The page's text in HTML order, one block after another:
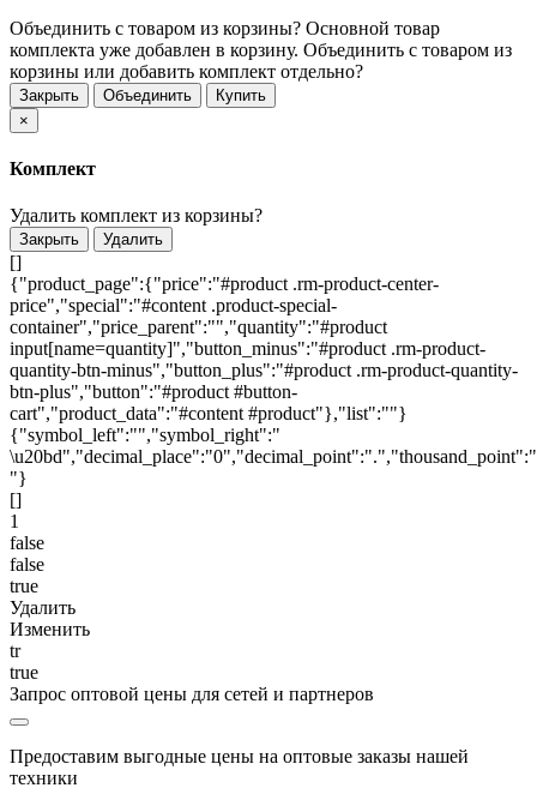
Объединить с товаром из корзины? Основной товар
комплекта уже добавлен в корзину. Объединить с товаром из
корзины или добавить комплект отдельно?
Закрыть Объединить
Купить
×
Комплект
Удалить комплект из корзины?
Закрыть Удалить
[]
{"product_page":{"price":"#product .rm-product-center-
price","special":"#content .product-special-
container","price_parent":"","quantity":"#product
input[name=quantity]","button_minus":"#product .rm-product-
quantity-btn-minus","button_plus":"#product .rm-product-quantity-
btn-plus","button":"#product #button-
cart","product_data":"#content #product"},"list":""}
{"symbol_left":"","symbol_right":"
\u20bd","decimal_place":"0","decimal_point":".","thousand_point":"
"}
[]
1
false
false
true
Удалить
Изменить
tr
true
Запрос оптовой цены для сетей и партнеров
Предоставим выгодные цены на оптовые заказы нашей
техники